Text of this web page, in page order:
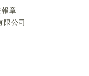
報章
公司